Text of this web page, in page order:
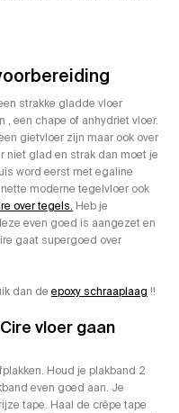
strakke gladde vloer
een chape of anhydriet vloer.
gietvloer zijn maar ook over
niet glad en strak dan moet je
word eerst met egaline
moderne tegelvloer ook
over tegels. Heb je
even goed is aangezet en
gaat supergoed over
dan de epoxy schraaplaag !!
vloer gaan
Houd je plakband 2
even goed aan. Je
tape. Haal de crêpe tape